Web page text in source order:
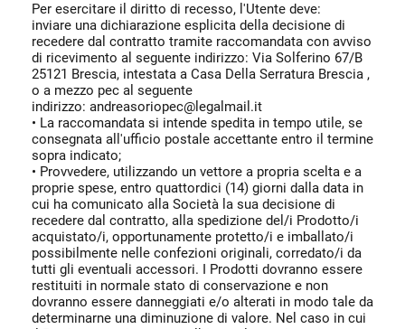
Per esercitare il diritto di recesso, l'Utente deve:
inviare una dichiarazione esplicita della decisione di
recedere dal contratto tramite raccomandata con avviso
di ricevimento al seguente indirizzo: Via Solferino 67/B
25121 Brescia, intestata a Casa Della Serratura Brescia ,
o a mezzo pec al seguente
indirizzo: andreasoriopec@legalmail.it
• La raccomandata si intende spedita in tempo utile, se
consegnata all'ufficio postale accettante entro il termine
sopra indicato;
• Provvedere, utilizzando un vettore a propria scelta e a
proprie spese, entro quattordici (14) giorni dalla data in
cui ha comunicato alla Società la sua decisione di
recedere dal contratto, alla spedizione del/i Prodotto/i
acquistato/i, opportunamente protetto/i e imballato/i
possibilmente nelle confezioni originali, corredato/i da
tutti gli eventuali accessori. I Prodotti dovranno essere
restituiti in normale stato di conservazione e non
dovranno essere danneggiati e/o alterati in modo tale da
determinarne una diminuzione di valore. Nel caso in cui